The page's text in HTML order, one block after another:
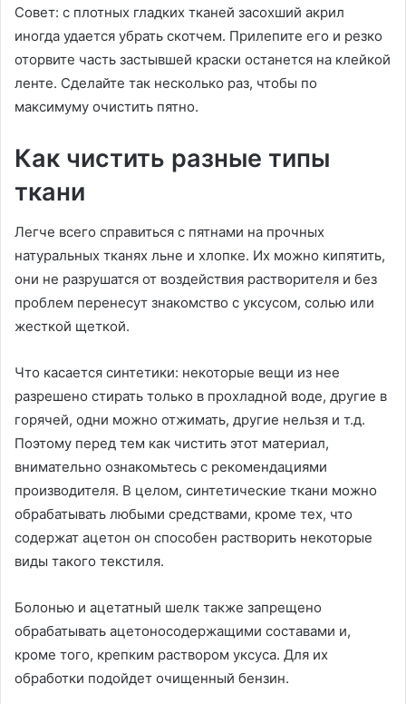
Совет: с плотных гладких тканей засохший акрил
иногда удается убрать скотчем. Прилепите его и резко
оторвите часть застывшей краски останется на клейкой
ленте. Сделайте так несколько раз, чтобы по
максимуму очистить пятно.
Как чистить разные типы
ткани
Легче всего справиться с пятнами на прочных
натуральных тканях льне и хлопке. Их можно кипятить,
они не разрушатся от воздействия растворителя и без
проблем перенесут знакомство с уксусом, солью или
жесткой щеткой.
Что касается синтетики: некоторые вещи из нее
разрешено стирать только в прохладной воде, другие в
горячей, одни можно отжимать, другие нельзя и т.д.
Поэтому перед тем как чистить этот материал,
внимательно ознакомьтесь с рекомендациями
производителя. В целом, синтетические ткани можно
обрабатывать любыми средствами, кроме тех, что
содержат ацетон он способен растворить некоторые
виды такого текстиля.
Болонью и ацетатный шелк также запрещено
обрабатывать ацетоносодержащими составами и,
кроме того, крепким раствором уксуса. Для их
обработки подойдет очищенный бензин.